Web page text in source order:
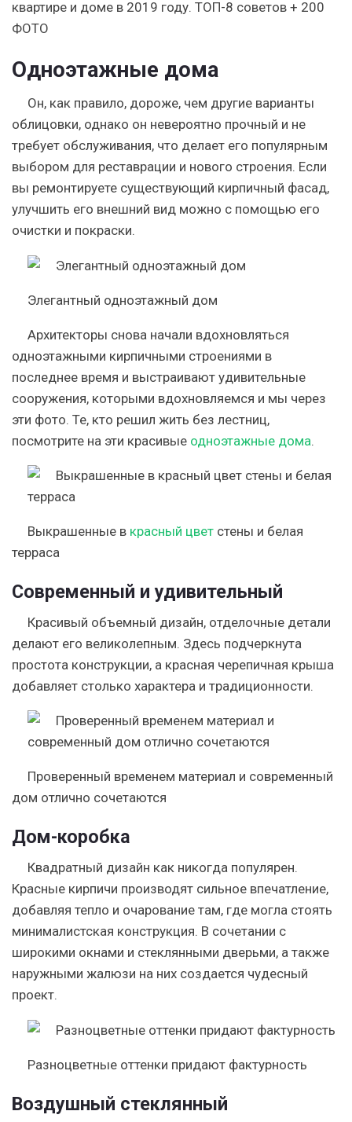
квартире и доме в 2019 году. ТОП-8 советов + 200
ФОТО
Одноэтажные дома
Он, как правило, дороже, чем другие варианты
облицовки, однако он невероятно прочный и не
требует обслуживания, что делает его популярным
выбором для реставрации и нового строения. Если
вы ремонтируете существующий кирпичный фасад,
улучшить его внешний вид можно с помощью его
очистки и покраски.
Элегантный одноэтажный дом
Архитекторы снова начали вдохновляться
одноэтажными кирпичными строениями в
последнее время и выстраивают удивительные
сооружения, которыми вдохновляемся и мы через
эти фото. Те, кто решил жить без лестниц,
посмотрите на эти красивые одноэтажные дома.
Выкрашенные в красный цвет стены и белая
терраса
Современный и удивительный
Красивый объемный дизайн, отделочные детали
делают его великолепным. Здесь подчеркнута
простота конструкции, а красная черепичная крыша
добавляет столько характера и традиционности.
Проверенный временем материал и современный
дом отлично сочетаются
Дом-коробка
Квадратный дизайн как никогда популярен.
Красные кирпичи производят сильное впечатление,
добавляя тепло и очарование там, где могла стоять
минималистская конструкция. В сочетании с
широкими окнами и стеклянными дверьми, а также
наружными жалюзи на них создается чудесный
проект.
Разноцветные оттенки придают фактурность
Воздушный стеклянный